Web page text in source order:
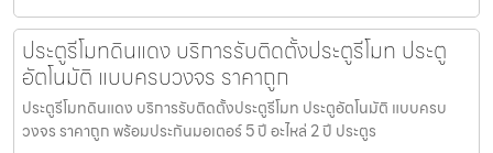
ประตูรีโมทดินแดง บริการรับติดตั้งประตูรีโมท ประตู
อัตโนมัติ แบบครบวงจร ราคาถูก
ประตูรีโมทดินแดง บริการรับติดตั้งประตูรีโมท ประตูอัตโนมัติ แบบครบ
วงจร ราคาถูก พร้อมประกันมอเตอร์ 5 ปี อะไหล่ 2 ปี ประตูร